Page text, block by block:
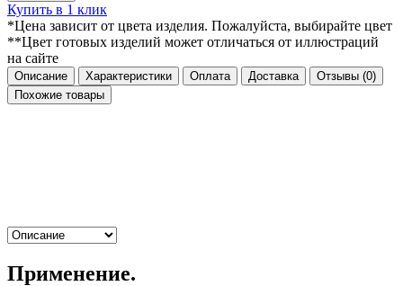
Купить в 1 клик
*Цена зависит от цвета изделия. Пожалуйста, выбирайте цвет
**Цвет готовых изделий может отличаться от иллюстраций
на сайте
Описание Характеристики Оплата Доставка Отзывы (0)
Похожие товары
Применение.